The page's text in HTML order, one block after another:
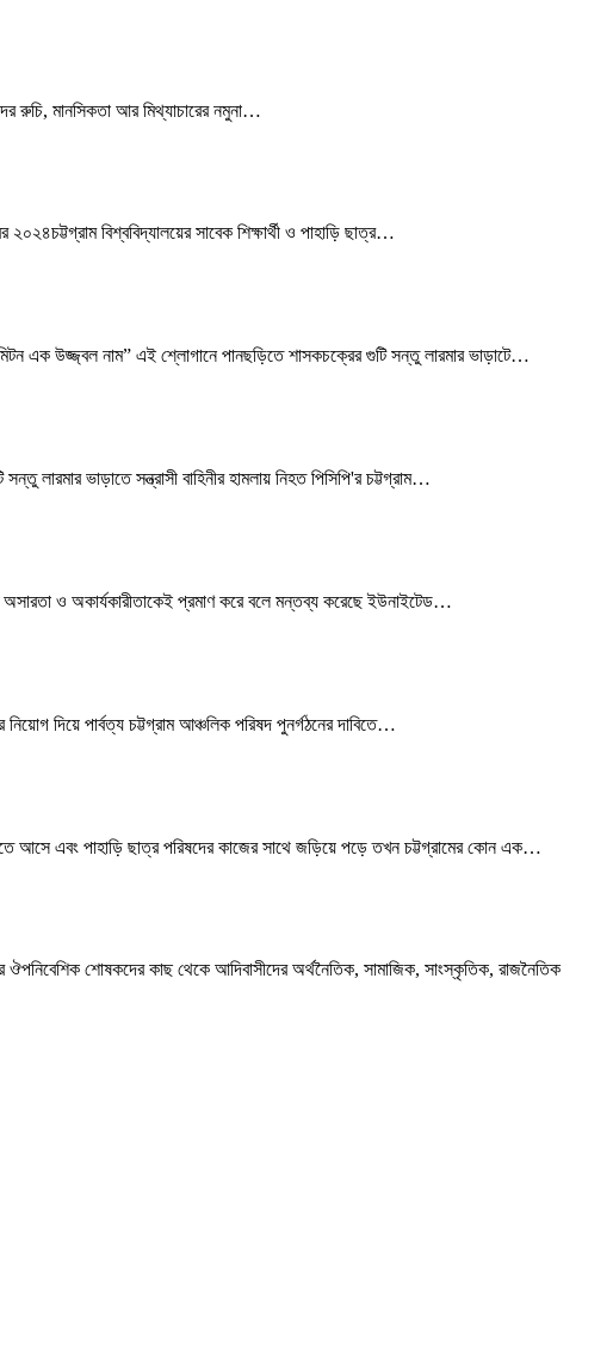
রুচি, মানসিকতা আর মিথ্যাচারের নমুনা…
বিশ্ববিদ্যালয়ের সাবেক শিক্ষার্থী ও পাহাড়ি ছাত্র…
এক উজ্জ্বল নাম” এই শ্লোগানে পানছড়িতে শাসকচক্রের গুটি সন্তু লারমার ভাড়াটে…
ভাড়াতে সন্ত্রাসী বাহিনীর হামলায় নিহত পিসিপি'র চট্টগ্রাম…
অসারতা ও অকার্যকারীতাকেই প্রমাণ করে বলে মন্তব্য করেছে ইউনাইটেড…
দিয়ে পার্বত্য চট্টগ্রাম আঞ্চলিক পরিষদ পুনর্গঠনের দাবিতে…
আসে এবং পাহাড়ি ছাত্র পরিষদের কাজের সাথে জড়িয়ে পড়ে তখন চট্টগ্রামের কোন এক…
ঔপনিবেশিক শোষকদের কাছ থেকে আদিবাসীদের অর্থনৈতিক, সামাজিক, সাংস্কৃতিক, রাজনৈতিক